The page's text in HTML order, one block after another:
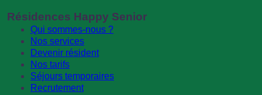
Résidences Happy Senior
Qui sommes-nous ?
Nos services
Devenir résident
Nos tarifs
Séjours temporaires
Recrutement